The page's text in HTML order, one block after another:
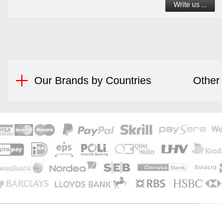
Write us ...
Our Brands by Countries Other